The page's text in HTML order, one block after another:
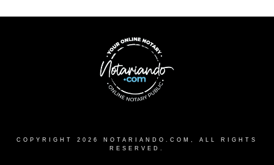
COPYRIGHT 2026 NOTARIANDO.COM , ALL RIGHTS
RESERVED.